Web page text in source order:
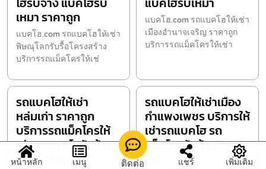
เหมา ราคาถูก
แบคโฮ.com รถแบคโฮให้เช่า
พิษณุโลกรับรื้อโครงสร้าง
บริการรถแม็คโครให้เช่
แบคโฮ.com รถแบคโฮให้เช่า
เมืองอำนาจเจริญ ราคาถูก
บริการรถแม็คโครให้เช่า
รถแบคโฮให้เช่า
หล่มเก่า ราคาถูก
บริการรถแม็คโครให้
เช่า รถแบคโฮรับจ้าง
แบคโฮรับเหมา
รถแบคโฮให้เช่าเมือง
กำแพงเพชร บริการให้
เช่ารถแบคโฮ รถ
แม็คโครรับจ้าง ราคา
หน้าหลัก เมนู ติดต่อ แชร์ เพิ่มเติม